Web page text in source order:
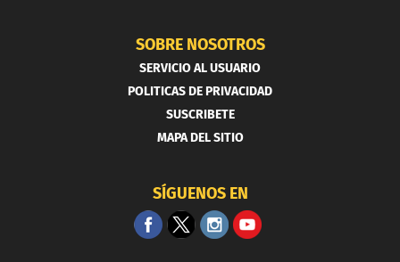
SOBRE NOSOTROS
SERVICIO AL USUARIO
POLITICAS DE PRIVACIDAD
SUSCRIBETE
MAPA DEL SITIO
SÍGUENOS EN